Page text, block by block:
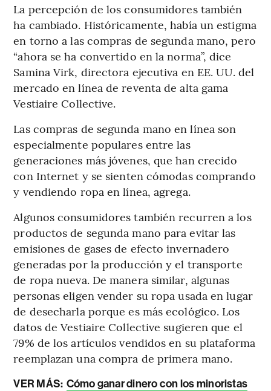
La percepción de los consumidores también
ha cambiado. Históricamente, había un estigma
en torno a las compras de segunda mano, pero
“ahora se ha convertido en la norma”, dice
Samina Virk, directora ejecutiva en EE. UU. del
mercado en línea de reventa de alta gama
Vestiaire Collective.
Las compras de segunda mano en línea son
especialmente populares entre las
generaciones más jóvenes, que han crecido
con Internet y se sienten cómodas comprando
y vendiendo ropa en línea, agrega.
Algunos consumidores también recurren a los
productos de segunda mano para evitar las
emisiones de gases de efecto invernadero
generadas por la producción y el transporte
de ropa nueva. De manera similar, algunas
personas eligen vender su ropa usada en lugar
de desecharla porque es más ecológico. Los
datos de Vestiaire Collective sugieren que el
79% de los artículos vendidos en su plataforma
reemplazan una compra de primera mano.
VER MÁS: Cómo ganar dinero con los minoristas